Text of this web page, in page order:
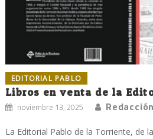
EDITORIAL PABLO
Libros en venta de la
noviembre 13, 2025
La Editorial Pablo de la Torriente, de